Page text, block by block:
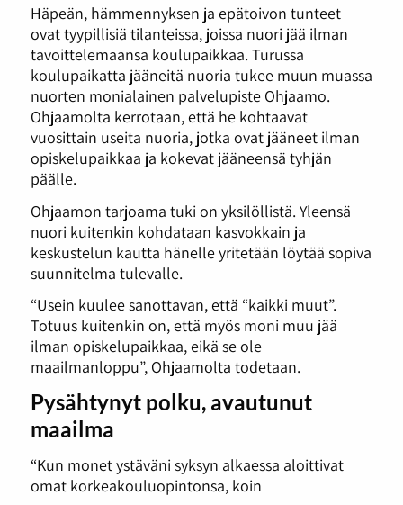
Häpeän, hämmennyksen ja epätoivon tunteet
ovat tyypillisiä tilanteissa, joissa nuori jää ilman
tavoittelemaansa koulupaikkaa. Turussa
koulupaikatta jääneitä nuoria tukee muun muassa
nuorten monialainen palvelupiste Ohjaamo.
Ohjaamolta kerrotaan, että he kohtaavat
vuosittain useita nuoria, jotka ovat jääneet ilman
opiskelupaikkaa ja kokevat jääneensä tyhjän
päälle.
Ohjaamon tarjoama tuki on yksilöllistä. Yleensä
nuori kuitenkin kohdataan kasvokkain ja
keskustelun kautta hänelle yritetään löytää sopiva
suunnitelma tulevalle.
“Usein kuulee sanottavan, että “kaikki muut”.
Totuus kuitenkin on, että myös moni muu jää
ilman opiskelupaikkaa, eikä se ole
maailmanloppu”, Ohjaamolta todetaan.
Pysähtynyt polku, avautunut
maailma
“Kun monet ystäväni syksyn alkaessa aloittivat
omat korkeakouluopintonsa, koin